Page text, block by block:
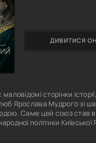
сторінки
Ярослава Мудрого зі
Саме цей союз став
політики Київської
ДИВИТИСЯ